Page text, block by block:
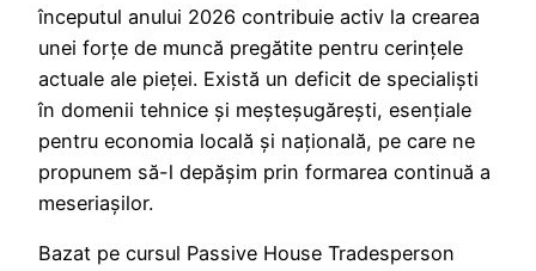
începutul anului 2026 contribuie activ la crearea
unei forțe de muncă pregătite pentru cerințele
actuale ale pieței. Există un deficit de specialiști
în domenii tehnice și meșteșugărești, esențiale
pentru economia locală și națională, pe care ne
propunem să-l depășim prin formarea continuă a
meseriașilor.
Bazat pe cursul Passive House Tradesperson